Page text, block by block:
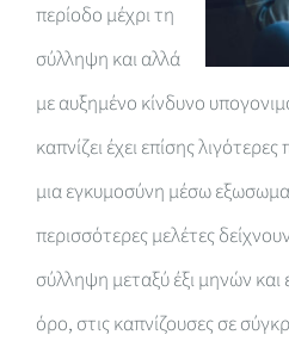
περίοδο μέχρι τη
σύλληψη και αλλά
με αυξημένο κίνδυνο
καπνίζει έχει επίσης
μια εγκυμοσύνη μέσω
περισσότερες μελέτες
σύλληψη μεταξύ έξι μηνών
όρο, στις καπνίζουσες σε